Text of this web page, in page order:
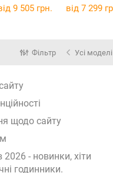
9 505 грн. від 7 299
Фільтр Усі моделі
щодо сайту
- новинки, хіти
годинники.